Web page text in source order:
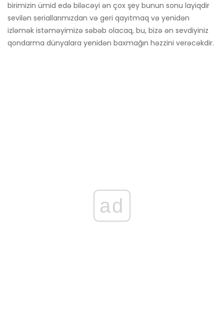
birimizin ümid edə biləcəyi ən çox şey bunun sonu layiqdir
sevilən seriallarımızdan və geri qayıtmaq və yenidən
izləmək istəməyimizə səbəb olacaq, bu, bizə ən sevdiyiniz
qondarma dünyalara yenidən baxmağın həzzini verəcəkdir.
ad